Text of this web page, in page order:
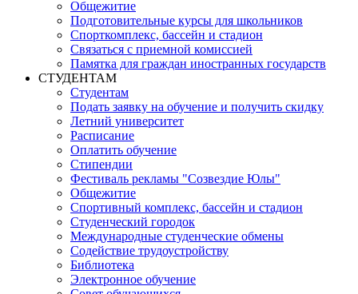
Общежитие
Подготовительные курсы для школьников
Спорткомплекс, бассейн и стадион
Связаться с приемной комиссией
Памятка для граждан иностранных государств
СТУДЕНТАМ
Студентам
Подать заявку на обучение и получить скидку
Летний университет
Расписание
Оплатить обучение
Стипендии
Фестиваль рекламы "Созвездие Юлы"
Общежитие
Спортивный комплекс, бассейн и стадион
Студенческий городок
Международные студенческие обмены
Содействие трудоустройству
Библиотека
Электронное обучение